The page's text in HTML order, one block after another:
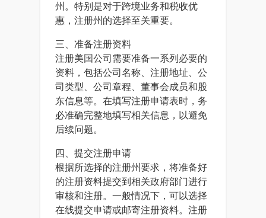
州。特别是对于跨境业务和税收优
惠，注册州的选择至关重要。
三、准备注册资料
注册美国公司需要准备一系列必要的
资料，包括公司名称、注册地址、公
司类型、公司章程、董事会成员和股
东信息等。在填写注册申请表时，务
必准确完整地填写相关信息，以避免
后续问题。
四、提交注册申请
根据所选择的注册州要求，将准备好
的注册资料提交到相关政府部门进行
审核和注册。一般情况下，可以选择
在线提交申请或邮寄注册资料。注册